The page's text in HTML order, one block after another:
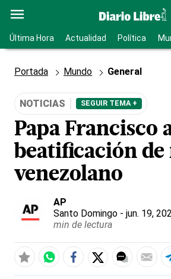
Última Hora Actualidad Política
Portada Mundo General
NOTICIAS SEGUIR TEMA +
Papa Francisco
beatificación de
venezolano
AP
Santo Domingo - jun. 19,
min de lectura